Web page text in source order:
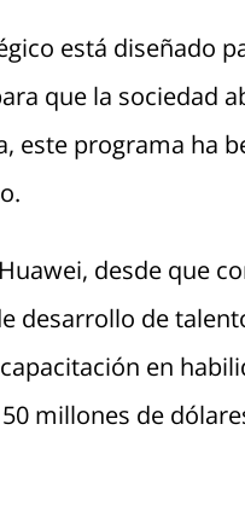
está diseñado
que la sociedad
este programa ha
desde que
desarrollo de
en
millones de